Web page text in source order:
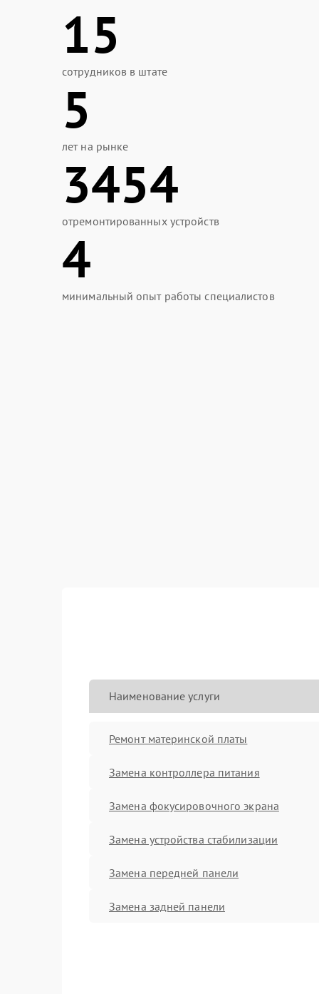
15
сотрудников в штате
5
лет на рынке
3454
отремонтированных устройств
4
минимальный опыт работы специалистов
Наименование услуги
Ремонт материнской платы
Замена контроллера питания
Замена фокусировочного экрана
Замена устройства стабилизации
Замена передней панели
Замена задней панели